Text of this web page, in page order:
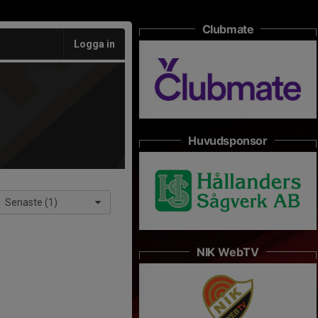
Logga in
Senaste (1)
Clubmate
Huvudsponsor
NIK WebTV